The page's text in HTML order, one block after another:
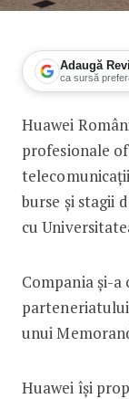
Adaugă
ca sursă
Huawei
Huawei
profesionale
burse și stagii
cu
Compania și-
unui
Huawei își